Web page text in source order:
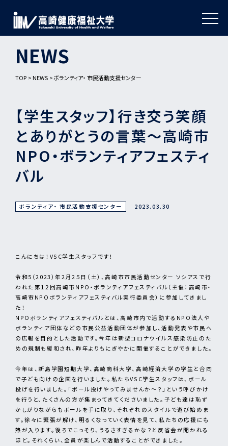
NEWS
TOP NEWS ボランティア・ 市民活動支援センター
【学生スタッフ】行き交う笑顔
とありがとうの言葉～高崎市
NPO・ボランティアフェスティ
バル
ボランティア・ 市民活動支援センター 2023.03.30
こんにちは！VSC学生スタッフです！
令和5（2023）年2月2５日（土）、高崎市市民活動センター ソシアスで行
われた第1２回高崎市NPO・ボランティアフェスティバル（主催：高崎市・
高崎市NPOボランティアフェスティバル実行委員会）に参加してきまし
た！
NPOボランティアフェスティバルとは、高崎市内で活動するNPO法人や
ボランティア団体などの市民公益活動団体が参加し、活動発表や市民へ
の広報を目的とした活動です。今年は新型コロナウイルス感染防止のた
めの規制も緩和され、昨年よりもにぎやかに開催することができました。
今年は、新島学園短期大学、高崎商科大学、高崎経済大学の学生と合同
で子ども向けの企画を行いました。私たちVSC学生スタッフは、ボール
投げを行いました。「ボール投げやってみませんか～？」という呼びかけ
を行うと、たくさんの方が集まってきてくださいました。子ども達は恥ず
かしがりながらもボールを手に取り、それぞれのスタイルで遊び始めま
す。徐々に緊張が解け、明るくなっていく表情を見て、私たちの応援にも
熱が入ります。後ろでこっそり、うるさすぎるかな？と反省会が開かれる
ほど。それくらい、全員が楽しんで活動することができました。